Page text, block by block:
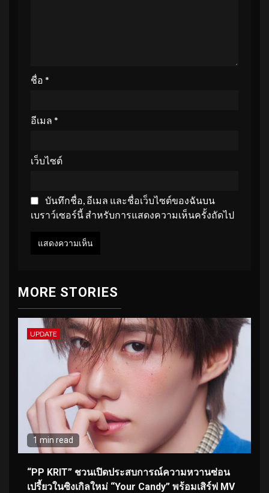
ชื่อ *
อีเมล *
เว็บไซต์
บันทึกชื่อ, อีเมล และชื่อเว็บไซต์ของฉันบน
เบราว์เซอร์นี้ สำหรับการแสดงความเห็นครั้งถัดไป
MORE STORIES
UPDATE
1 min read
“PP KRIT” ชวนเปิดประสบการณ์ความหวานซ่อน
เปรี้ยวในซิงเกิลใหม่ “Your Candy” พร้อมเสิร์ฟ MV